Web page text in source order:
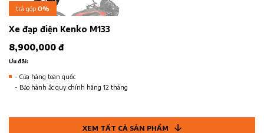
trả góp 0%
Xe đạp điện Kenko M133
8,900,000 đ
Ưu đãi:
- Cửa hàng toàn quốc
- Bảo hành ắc quy chính hãng 12 tháng
XEM TẤT CẢ SẢN PHẨM